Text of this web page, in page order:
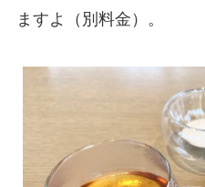
ますよ（別料金）。